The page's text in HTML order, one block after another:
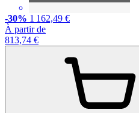
-30% 1 162,49 €
À partir de
813,74 €